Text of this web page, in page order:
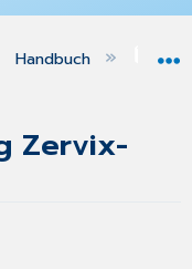
hierarchy
Handbuch
Zervix-